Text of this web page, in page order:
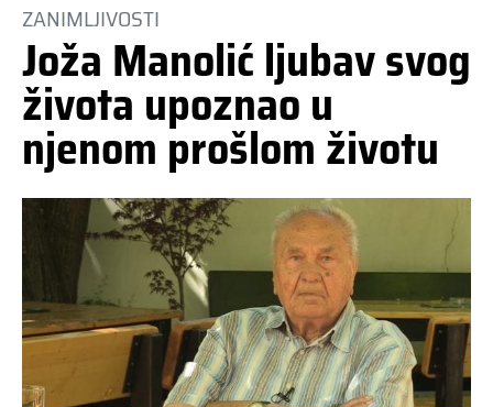
ZANIMLJIVOSTI
Joža Manolić ljubav svog
života upoznao u
njenom prošlom životu